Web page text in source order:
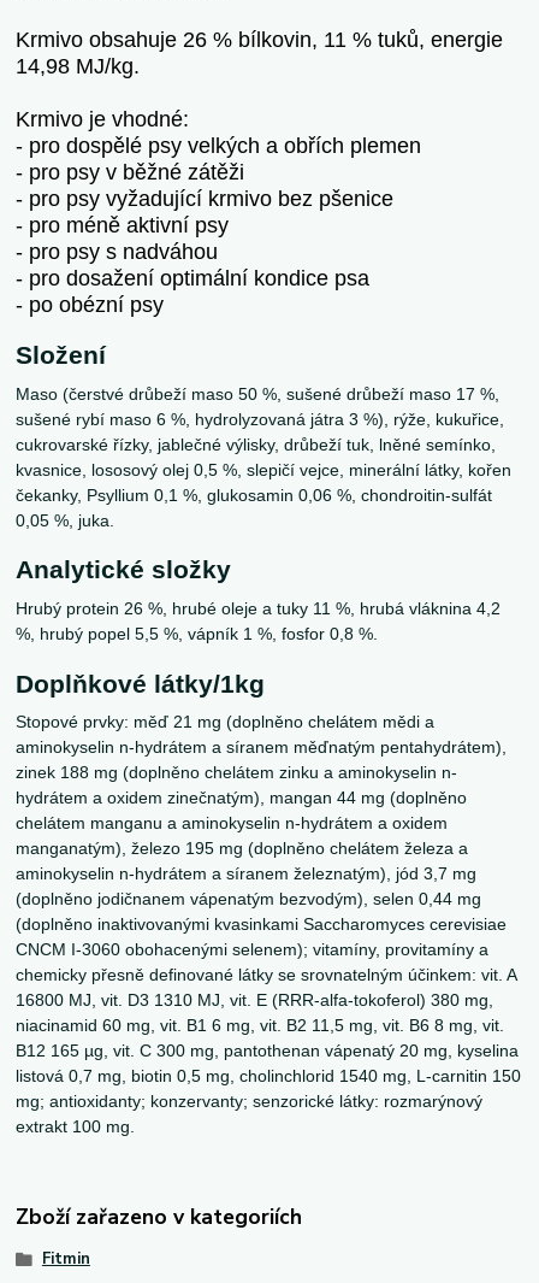
Krmivo obsahuje 26 % bílkovin, 11 % tuků, energie
14,98 MJ/kg.
Krmivo je vhodné:
- pro dospělé psy velkých a obřích plemen
- pro psy v běžné zátěži
- pro psy vyžadující krmivo bez pšenice
- pro méně aktivní psy
- pro psy s nadváhou
- pro dosažení optimální kondice psa
- po obézní psy
Složení
Maso (čerstvé drůbeží maso 50 %, sušené drůbeží maso 17 %,
sušené rybí maso 6 %, hydrolyzovaná játra 3 %), rýže, kukuřice,
cukrovarské řízky, jablečné výlisky, drůbeží tuk, lněné semínko,
kvasnice, lososový olej 0,5 %, slepičí vejce, minerální látky, kořen
čekanky, Psyllium 0,1 %, glukosamin 0,06 %, chondroitin-sulfát
0,05 %, juka.
Analytické složky
Hrubý protein 26 %, hrubé oleje a tuky 11 %, hrubá vláknina 4,2
%, hrubý popel 5,5 %, vápník 1 %, fosfor 0,8 %.
Doplňkové látky/1kg
Stopové prvky: měď 21 mg (doplněno chelátem mědi a
aminokyselin n-hydrátem a síranem měďnatým pentahydrátem),
zinek 188 mg (doplněno chelátem zinku a aminokyselin n-
hydrátem a oxidem zinečnatým), mangan 44 mg (doplněno
chelátem manganu a aminokyselin n-hydrátem a oxidem
manganatým), železo 195 mg (doplněno chelátem železa a
aminokyselin n-hydrátem a síranem železnatým), jód 3,7 mg
(doplněno jodičnanem vápenatým bezvodým), selen 0,44 mg
(doplněno inaktivovanými kvasinkami Saccharomyces cerevisiae
CNCM I-3060 obohacenými selenem); vitamíny, provitamíny a
chemicky přesně definované látky se srovnatelným účinkem: vit. A
16800 MJ, vit. D3 1310 MJ, vit. E (RRR-alfa-tokoferol) 380 mg,
niacinamid 60 mg, vit. B1 6 mg, vit. B2 11,5 mg, vit. B6 8 mg, vit.
B12 165 µg, vit. C 300 mg, pantothenan vápenatý 20 mg, kyselina
listová 0,7 mg, biotin 0,5 mg, cholinchlorid 1540 mg, L-carnitin 150
mg; antioxidanty; konzervanty; senzorické látky: rozmarýnový
extrakt 100 mg.
Zboží zařazeno v kategoriích
Fitmin